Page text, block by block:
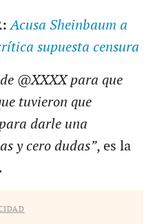
Acusa Sheinbaum a
supuesta censura
@XXXX para que
tuvieron que
darle una
y cero dudas”, es la